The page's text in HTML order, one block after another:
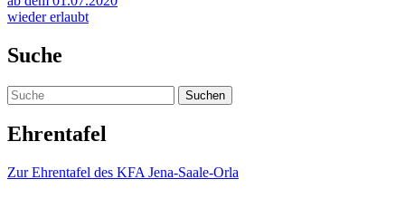
wieder erlaubt
Suche
Ehrentafel
Zur Ehrentafel des KFA Jena-Saale-Orla